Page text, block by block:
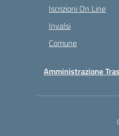
Iscrizioni On Line
Invalsi
Comune
Amministrazione